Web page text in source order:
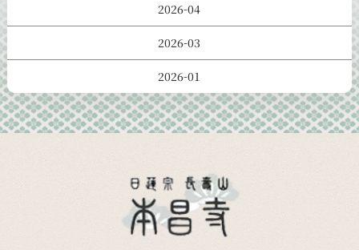
2026-04
2026-03
2026-01